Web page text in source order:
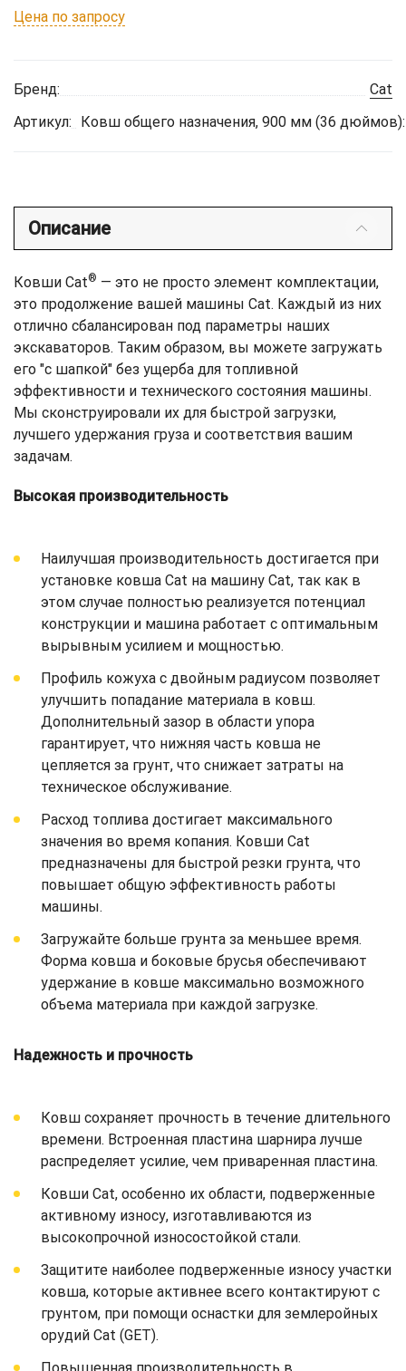
Цена по запросу
Бренд:
Cat
Артикул:
Ковш общего назначения, 900 мм (36
Описание
Ковши Cat® — это не просто элемент комплектации,
это продолжение вашей машины Cat. Каждый из них
отлично сбалансирован под параметры наших
экскаваторов. Таким образом, вы можете загружать
его "с шапкой" без ущерба для топливной
эффективности и технического состояния машины.
Мы сконструировали их для быстрой загрузки,
лучшего удержания груза и соответствия вашим
задачам.
Высокая производительность
Наилучшая производительность достигается при
установке ковша Cat на машину Cat, так как в
этом случае полностью реализуется потенциал
конструкции и машина работает с оптимальным
вырывным усилием и мощностью.
Профиль кожуха с двойным радиусом позволяет
улучшить попадание материала в ковш.
Дополнительный зазор в области упора
гарантирует, что нижняя часть ковша не
цепляется за грунт, что снижает затраты на
техническое обслуживание.
Расход топлива достигает максимального
значения во время копания. Ковши Cat
предназначены для быстрой резки грунта, что
повышает общую эффективность работы
машины.
Загружайте больше грунта за меньшее время.
Форма ковша и боковые брусья обеспечивают
удержание в ковше максимально возможного
объема материала при каждой загрузке.
Надежность и прочность
Ковш сохраняет прочность в течение длительного
времени. Встроенная пластина шарнира лучше
распределяет усилие, чем приваренная пластина.
Ковши Cat, особенно их области, подверженные
активному износу, изготавливаются из
высокопрочной износостойкой стали.
Защитите наиболее подверженные износу участки
ковша, которые активнее всего контактируют с
грунтом, при помощи оснастки для землеройных
орудий Cat (GET).